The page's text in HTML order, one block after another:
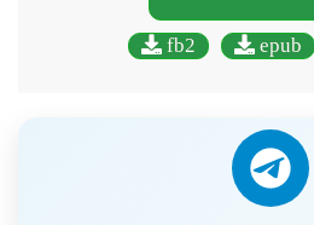
fb2 epub